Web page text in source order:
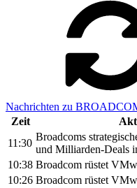
Nachrichten zu
Zeit
11:30
Broadcoms
und Milliarden-Deals
10:38 Broadcom rüstet
10:26 Broadcom rüstet